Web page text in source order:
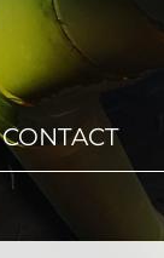
CONTACT